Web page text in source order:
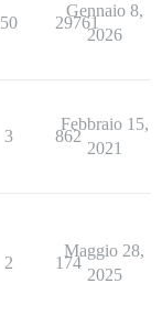
50 29761
Gennaio 8,
2026
3 862
Febbraio 15,
2021
2 174
Maggio 28,
2025